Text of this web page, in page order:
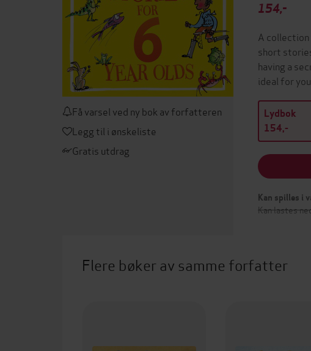
Få varsel ved ny bok av forfatteren
Legg til i ønskeliste
Gratis utdrag
154,-
A
short
having a
ideal for
Lydbok
154,-
Kan spilles i
Kan lastes
Flere bøker av samme forfatter